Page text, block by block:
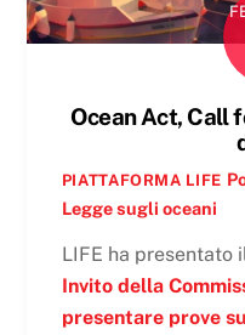
Ocean Act, Call
PIATTAFORMA LIFE
Legge sugli oceani
LIFE ha presentato
Invito della
presentare prove